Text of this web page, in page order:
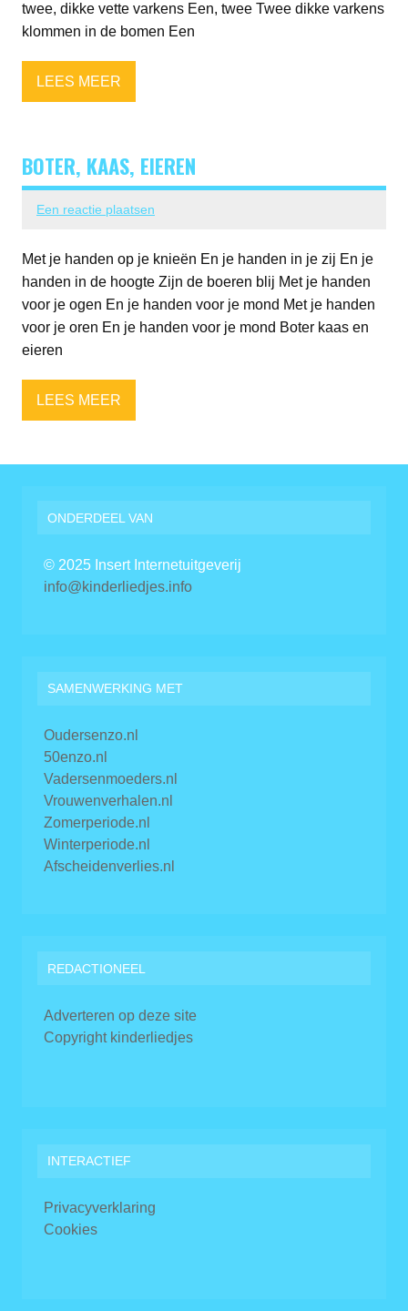
twee, dikke vette varkens Een, twee Twee dikke varkens
klommen in de bomen Een
LEES MEER
BOTER, KAAS, EIEREN
Een reactie plaatsen
Met je handen op je knieën En je handen in je zij En je
handen in de hoogte Zijn de boeren blij Met je handen
voor je ogen En je handen voor je mond Met je handen
voor je oren En je handen voor je mond Boter kaas en
eieren
LEES MEER
ONDERDEEL VAN
© 2025 Insert Internetuitgeverij
info@kinderliedjes.info
SAMENWERKING MET
Oudersenzo.nl
50enzo.nl
Vadersenmoeders.nl
Vrouwenverhalen.nl
Zomerperiode.nl
Winterperiode.nl
Afscheidenverlies.nl
REDACTIONEEL
Adverteren op deze site
Copyright kinderliedjes
INTERACTIEF
Privacyverklaring
Cookies